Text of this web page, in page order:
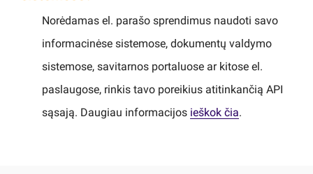
Norėdamas el. parašo sprendimus naudoti savo
informacinėse sistemose, dokumentų valdymo
sistemose, savitarnos portaluose ar kitose el.
paslaugose, rinkis tavo poreikius atitinkančią API
sąsają. Daugiau informacijos ieškok čia.